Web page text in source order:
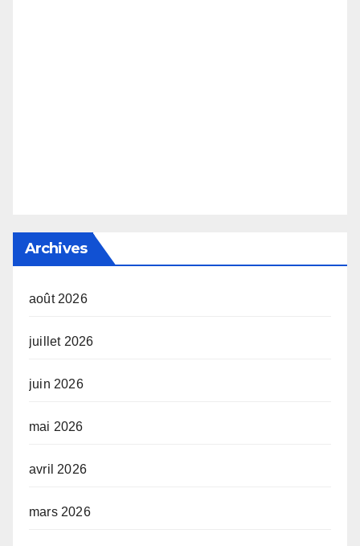
Archives
août 2026
juillet 2026
juin 2026
mai 2026
avril 2026
mars 2026